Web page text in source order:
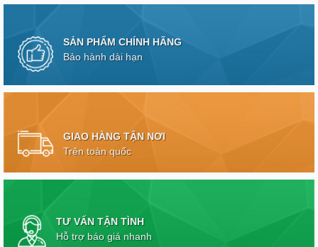
SẢN PHẨM CHÍNH HÃNG
Bảo hành dài hạn
GIAO HÀNG TẬN NƠI
Trên toàn quốc
TƯ VẤN TẬN TÌNH
Hỗ trợ báo giá nhanh